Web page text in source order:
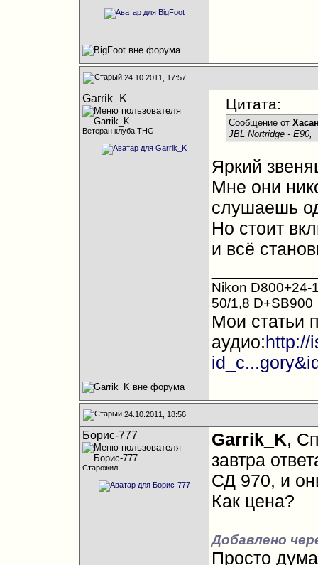
24.10.2011, 17:57
Garrik_K
Ветеран клуба THG
Цитата:
Сообщение от
JBL Nortridge - E90,
Яркий
Мне они
слушаешь
Но стоит
и всё
Nikon D800+24-
50/1,8 D+SB900
Мои статьи
аудио:http://
24.10.2011, 18:56
Борис-777
Старожил
Garrik_K,
завтра
СД 970, и
Как цена?
Добавлено
Просто